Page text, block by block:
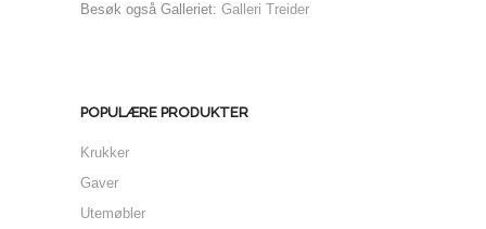
Besøk også Galleriet: Galleri Treider
POPULÆRE PRODUKTER
Krukker
Gaver
Utemøbler